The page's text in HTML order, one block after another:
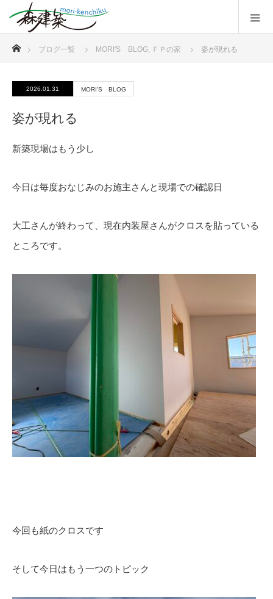
ブログ一覧 MORI'S BLOG, ＦＰの家 姿が現れる
2026.01.31 MORI'S BLOG
姿が現れる
新築現場はもう少し
今日は毎度おなじみのお施主さんと現場での確認日
大工さんが終わって、現在内装屋さんがクロスを貼っている
ところです。
今回も紙のクロスです
そして今日はもう一つのトピック